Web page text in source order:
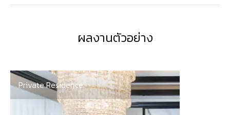
ผลงานตัวอย่าง
Private Residence